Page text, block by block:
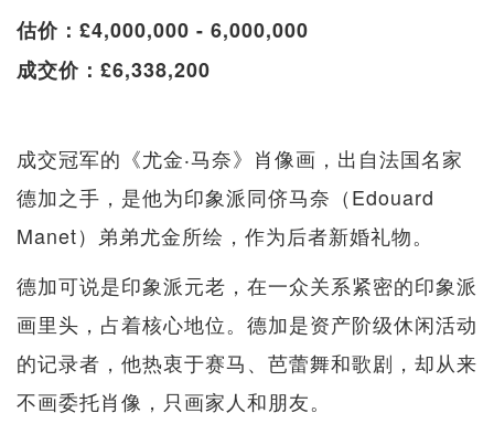
估价：£4,000,000 - 6,000,000
成交价：£6,338,200
成交冠军的《尤金‧马奈》肖像画，出自法国名家
德加之手，是他为印象派同侪马奈（Edouard
Manet）弟弟尤金所绘，作为后者新婚礼物。
德加可说是印象派元老，在一众关系紧密的印象派
画里头，占着核心地位。德加是资产阶级休闲活动
的记录者，他热衷于赛马、芭蕾舞和歌剧，却从来
不画委托肖像，只画家人和朋友。